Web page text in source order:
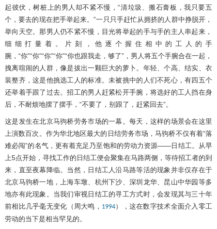
起彼伏，树桩上的男人却不紧不慢，“清垃圾、搬石膏板，我只要五
个，要去的现在把手举起来。”一只只手赶忙从拥挤的人群中挣脱开，
举向天空。那男人仍不紧不慢，目光将举起的手与手的主人串起来，
细细打量着。片刻，他逐个握住相中的工人的手
腕，“你”“你”“你”“你”“你也跟我走，够了”，男人将五个手腕合在一起，
拽离喧闹的人群，像是拔出一颗巨大的萝卜。年轻、个高、结实、衣
装整齐，这是他挑选工人的标准。未被挑中的人们不死心，有四五个
还举着手跟了过去。招工的男人赶紧松开手腕，将选好的工人挡在身
后，不耐烦地摆了摆手，“不要了，别跟了，赶紧回去”。
这是发生在北京马驹桥劳务市场的一幕。每天，这样的场景会在这里
上演数百次。作为华北地区最大的日结劳务市场，马驹桥不仅有着“落
难必闯”的名气，更有着充足乃至饱和的劳动力资源——日结工。从早
上5点开始，寻找工作的日结工便会聚集在马路两侧，等待招工者的到
来，直至夜幕降临。当然，日结工人沿马路等活的现象并非仅存在于
北京马驹桥一地，上海车墩、杭州下沙、深圳龙华、昆山中华园等多
地亦有此现象。当我们审视日结工的寻工方式时，会发现其与三十年
前相比几乎毫无变化（周大鸣， 1994），这在数字技术全面介入零工
劳动的当下是相当罕见的。